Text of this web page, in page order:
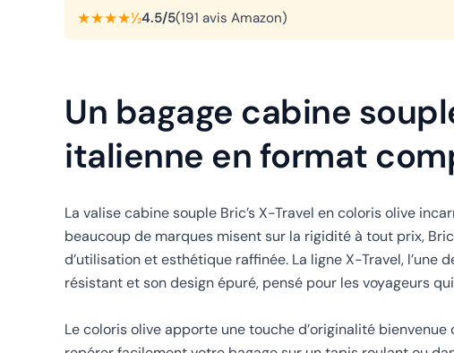
★★★★½4.5/5(191 avis Amazon)
Un bagage cabine
italienne en format
La valise cabine souple Bric’s X-Travel en coloris olive
beaucoup de marques misent sur la rigidité à tout prix,
d’utilisation et esthétique raffinée. La ligne X-Travel,
résistant et son design épuré, pensé pour les voyageurs
Le coloris olive apporte une touche d’originalité